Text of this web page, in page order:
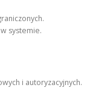
systemie.
i autoryzacyjnych.